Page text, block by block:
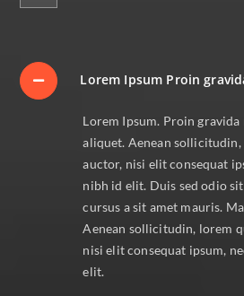
Lorem Ipsum Proin
Lorem Ipsum. Proin
aliquet. Aenean
auctor, nisi elit consequat
nibh id elit. Duis sed odio
cursus a sit amet mauris.
Aenean sollicitudin, lorem
nisi elit consequat ipsum,
elit.